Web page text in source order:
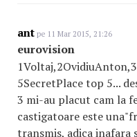
ant pe 11 Mar 2015, 21:26
eurovision
5SecretPlace top 5...
3 mi-au placut cam la
castigatoare este
transmis, adica inafara